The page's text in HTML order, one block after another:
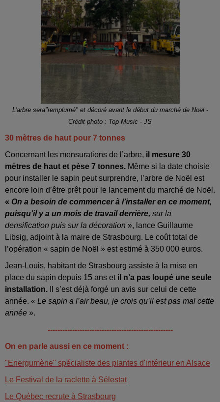
L'arbre sera"remplumé" et décoré avant le début du marché de Noël -
Crédit photo : Top Music - JS
30 mètres de haut pour 7 tonnes
Concernant les mensurations de l’arbre, il mesure 30
mètres de haut et pèse 7 tonnes. Même si la date choisie
pour installer le sapin peut surprendre, l’arbre de Noël est
encore loin d’être prêt pour le lancement du marché de Noël.
« On a besoin de commencer à l’installer en ce moment,
puisqu’il y a un mois de travail derrière, sur la
densification puis sur la décoration », lance Guillaume
Libsig, adjoint à la maire de Strasbourg. Le coût total de
l’opération « sapin de Noël » est estimé à 350 000 euros.
Jean-Louis, habitant de Strasbourg assiste à la mise en
place du sapin depuis 15 ans et il n’a pas loupé une seule
installation. Il s’est déjà forgé un avis sur celui de cette
année. « Le sapin a l’air beau, je crois qu’il est pas mal cette
année ».
---------------------------------------------------
On en parle aussi en ce moment :
"Energumène" spécialiste des plantes d'intérieur en Alsace
Le Festival de la raclette à Sélestat
Le Québec recrute à Strasbourg